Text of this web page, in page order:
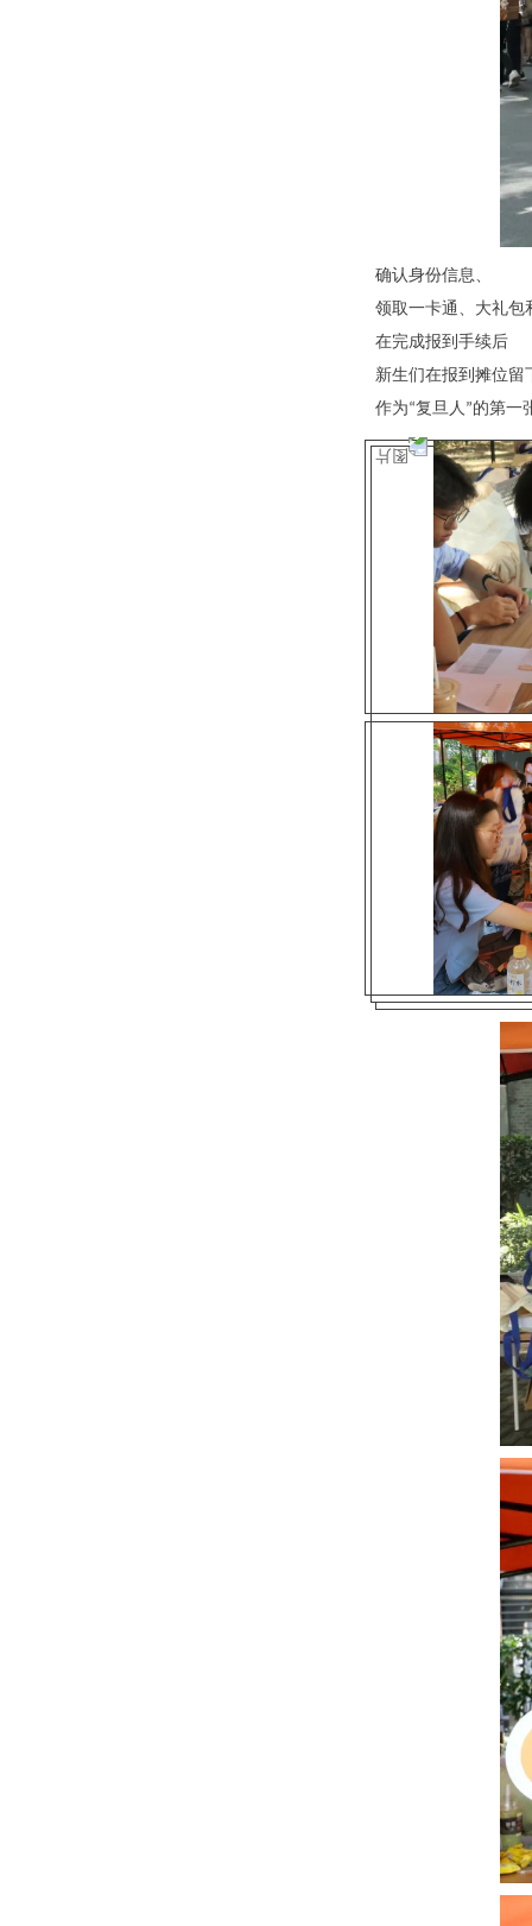
确认身份信息、
领取一卡通、大礼
在完成报到手续后
新生们在报到摊位留
作为“复旦人”的第一